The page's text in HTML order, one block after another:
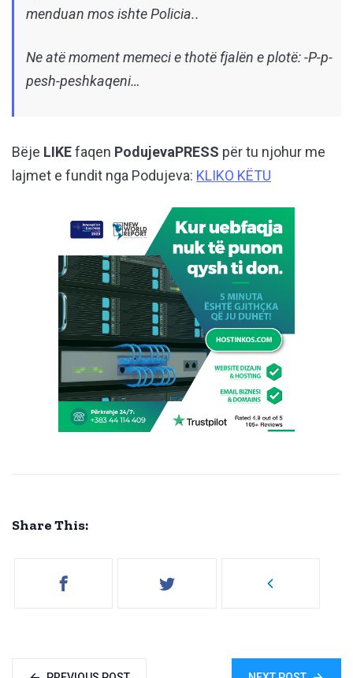
menduan mos ishte Policia..
Ne atë moment memeci e thotë fjalën e plotë: -P-p-
pesh-peshkaqeni…
Bëje LIKEfaqen PodujevaPRESS për tu njohur me
lajmet e fundit nga Podujeva: KLIKO KËTU
Share This: